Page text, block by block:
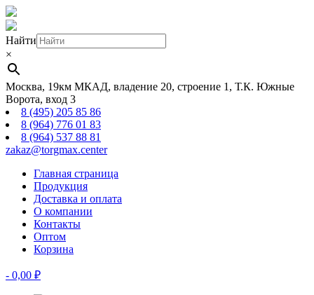
Найти
×
Москва, 19км МКАД, владение 20, строение 1, Т.К. Южные
Ворота, вход 3
8 (495) 205 85 86
8 (964) 776 01 83
8 (964) 537 88 81
zakaz@torgmax.center
Главная страница
Продукция
Доставка и оплата
О компании
Контакты
Оптом
Корзина
- 0,00 ₽